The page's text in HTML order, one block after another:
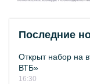
Последние
Открыт набор на
ВТБ»
16:30